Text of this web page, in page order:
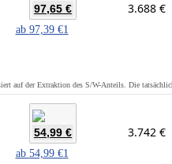
97,65 €
ab 97,39 €1
3.688 €
auf der Extraktion des S/W-Anteils. Die
54,99 €
ab 54,99 €1
3.742 €